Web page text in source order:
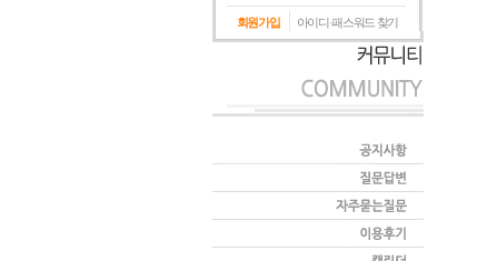
회원가입 아이디·패스워드 찾기